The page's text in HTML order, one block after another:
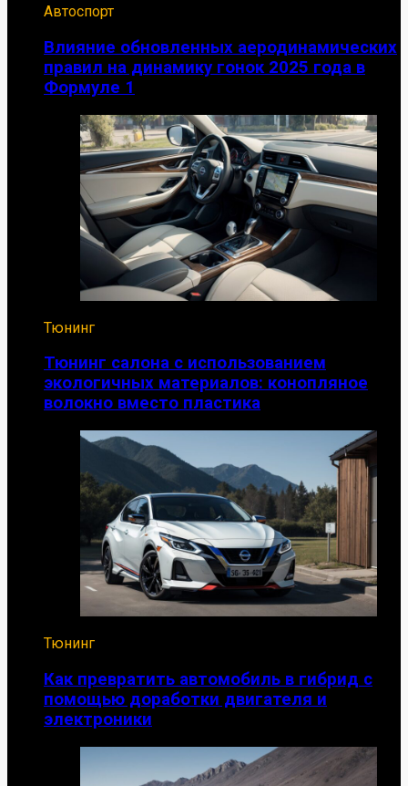
Автоспорт
Влияние обновленных аеродинамических
правил на динамику гонок 2025 года в
Формуле 1
Тюнинг
Тюнинг салона с использованием
экологичных материалов: конопляное
волокно вместо пластика
Тюнинг
Как превратить автомобиль в гибрид с
помощью доработки двигателя и
электроники